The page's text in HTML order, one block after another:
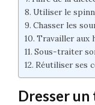
Utiliser le
Chasser les
Travailler aux
Sous-traiter
Réutiliser ses
Dresser